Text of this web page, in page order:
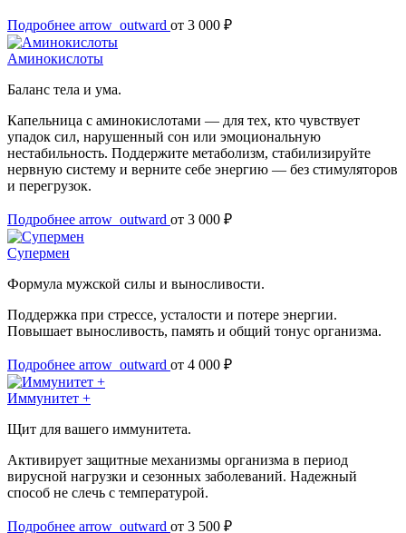
Подробнее arrow_outward от 3 000 ₽
Аминокислоты
Баланс тела и ума.
Капельница с аминокислотами — для тех, кто чувствует
упадок сил, нарушенный сон или эмоциональную
нестабильность. Поддержите метаболизм, стабилизируйте
нервную систему и верните себе энергию — без стимуляторов
и перегрузок.
Подробнее arrow_outward от 3 000 ₽
Супермен
Формула мужской силы и выносливости.
Поддержка при стрессе, усталости и потере энергии.
Повышает выносливость, память и общий тонус организма.
Подробнее arrow_outward от 4 000 ₽
Иммунитет +
Щит для вашего иммунитета.
Активирует защитные механизмы организма в период
вирусной нагрузки и сезонных заболеваний. Надежный
способ не слечь с температурой.
Подробнее arrow_outward от 3 500 ₽